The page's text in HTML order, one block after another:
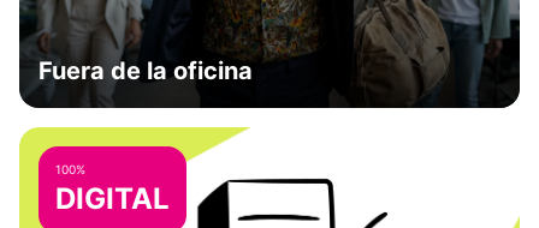
Fuera de la oficina
100%
DIGITAL